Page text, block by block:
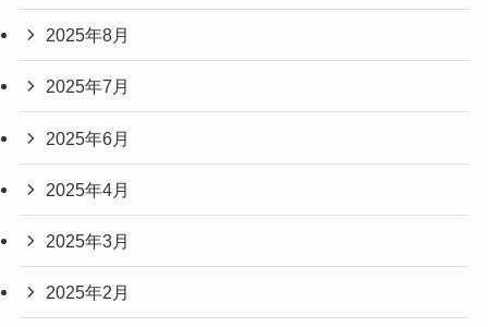
2025年8月
2025年7月
2025年6月
2025年4月
2025年3月
2025年2月